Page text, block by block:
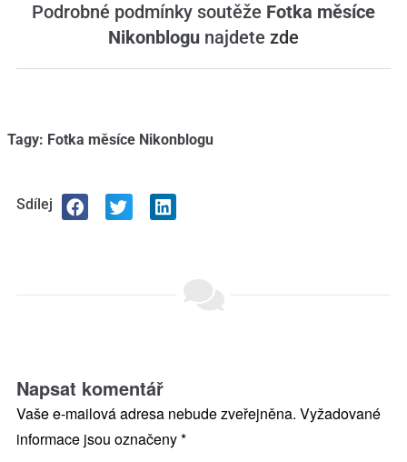
Podrobné podmínky soutěže Fotka měsíce
Nikonblogu najdete zde
Tagy: Fotka měsíce Nikonblogu
Sdílej
Napsat komentář
Vaše e-mailová adresa nebude zveřejněna. Vyžadované
informace jsou označeny*